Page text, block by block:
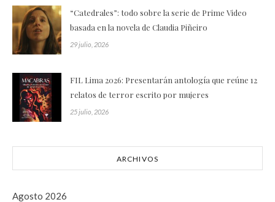
“Catedrales”: todo sobre la serie de Prime Video
basada en la novela de Claudia Piñeiro
29 julio, 2026
FIL Lima 2026: Presentarán antología que reúne 12
relatos de terror escrito por mujeres
25 julio, 2026
ARCHIVOS
Agosto 2026